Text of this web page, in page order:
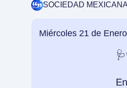
SOCIEDAD
Miércoles 21 de